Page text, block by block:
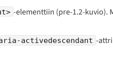
-elementtiin (pre-1.2-
activedescendant -